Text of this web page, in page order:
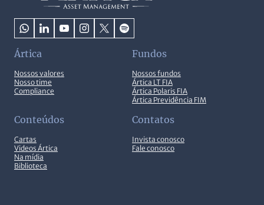
Ártica
Nossos valores
Nosso time
Compliance
Fundos
Nossos fundos
Ártica LT FIA
Ártica Polaris FIA
Ártica Previdência FIM
Conteúdos
Cartas
Videos Ártica
Na mídia
Biblioteca
Contatos
Invista conosco
Fale conosco